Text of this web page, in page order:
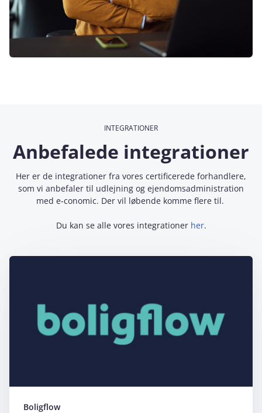
INTEGRATIONER
Anbefalede integrationer
Her er de integrationer fra vores certificerede forhandlere,
som vi anbefaler til udlejning og ejendomsadministration
med e‑conomic. Der vil løbende komme flere til.
Du kan se alle vores integrationer her.
Boligflow